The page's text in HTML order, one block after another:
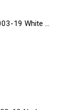
19 White ...